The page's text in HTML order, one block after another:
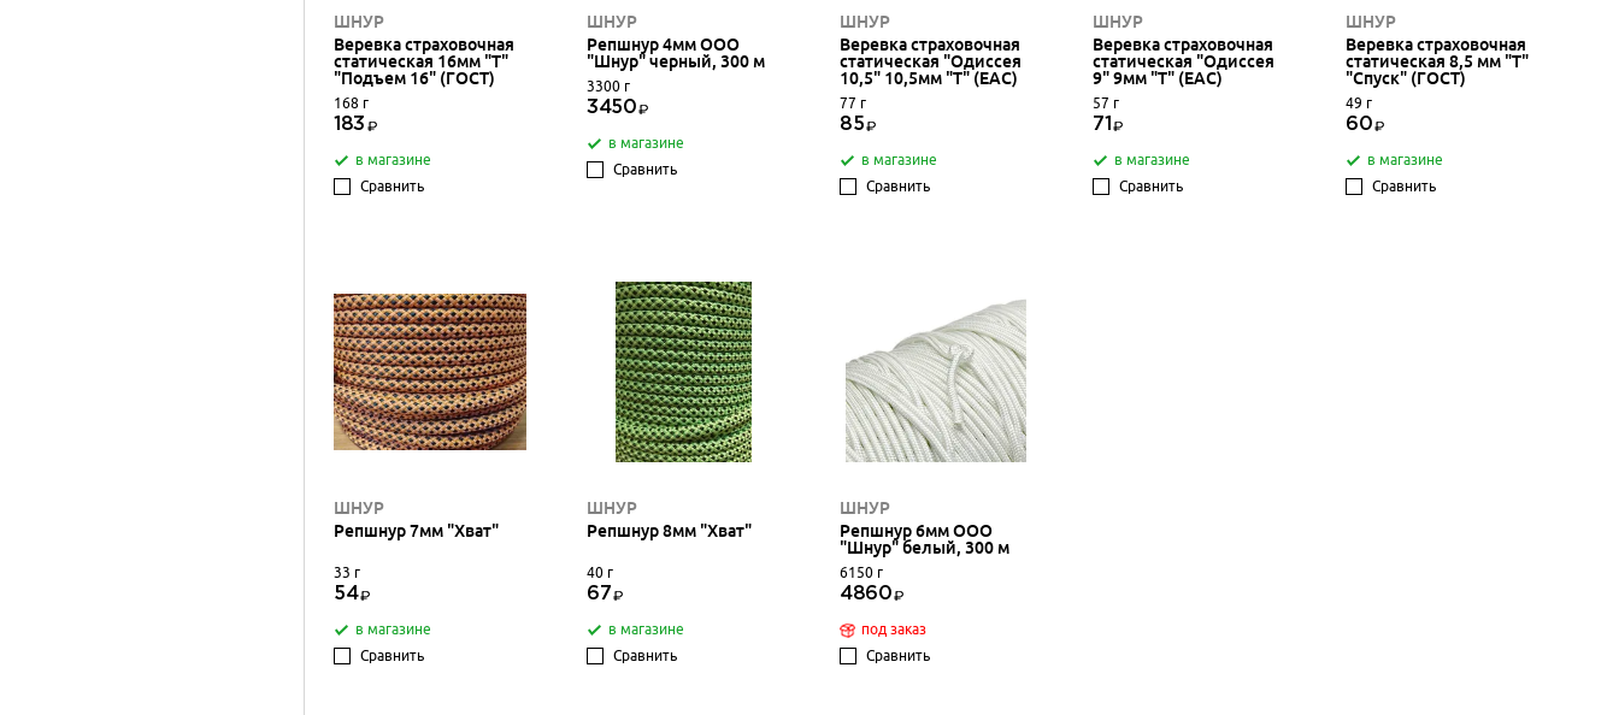
ШНУР
Веревка страховочная
статическая 16мм "Т"
"Подъем 16" (ГОСТ)
168 г
183
в магазине
Сравнить
ШНУР
Репшнур 4мм ООО
"Шнур" черный, 300 м
3300 г
3450
в магазине
Сравнить
ШНУР
Веревка страховочная
статическая "Одиссея
10,5" 10,5мм "Т" (EAC)
77 г
85
в магазине
Сравнить
ШНУР
Веревка страховочная
статическая "Одиссея
9" 9мм "Т" (EAC)
57 г
71
в магазине
Сравнить
ШНУР
Веревка страховочная
статическая 8,5 мм "Т"
"Спуск" (ГОСТ)
49 г
60
в магазине
Сравнить
ШНУР
Репшнур 7мм "Хват"
33 г
54
в магазине
Сравнить
ШНУР
Репшнур 8мм "Хват"
40 г
67
в магазине
Сравнить
ШНУР
Репшнур 6мм ООО
"Шнур" белый, 300 м
6150 г
4860
под заказ
Сравнить